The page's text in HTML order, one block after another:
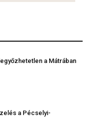
a Mátrában
a Pécselyi-